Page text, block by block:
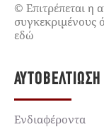
© Επιτρέπεται η
συγκεκριμένους
εδώ
ΑΥΤΟΒΕΛΤΊΩΣΗ
Ενδιαφέροντα